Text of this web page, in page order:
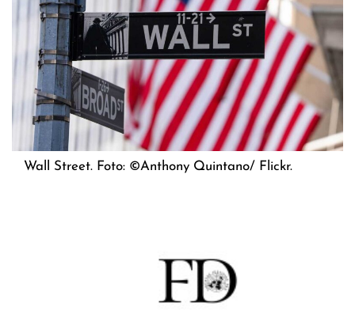
Wall Street. Foto: ©Anthony Quintano/ Flickr.